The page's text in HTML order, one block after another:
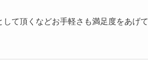
て頂くなどお手軽さも満足度をあげて